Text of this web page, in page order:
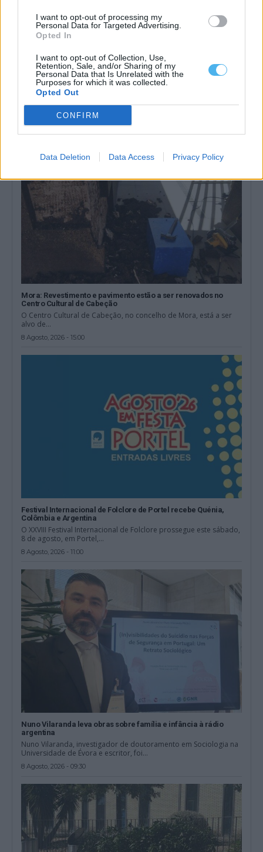
I want to opt-out of processing my
Personal Data for Targeted Advertising.
Opted In
I want to opt-out of Collection, Use,
Retention, Sale, and/or Sharing of my
Personal Data that Is Unrelated with the
Purposes for which it was collected.
Opted Out
CONFIRM
Data Deletion Data Access Privacy Policy
Presidente da República entre flores de papel: As imagens da
visita às Festas do Povo de Campo Maior
sábado, 8 de agosto, à...
8 Agosto, 2026 - 16:08
Mora: Revestimento e pavimento estão a ser renovados no
Centro Cultural de Cabeção
O Centro Cultural de Cabeção, no concelho de Mora, está a ser
alvo de...
8 Agosto, 2026 - 15:00
Festival Internacional de Folclore de Portel recebe Quénia,
Colômbia e Argentina
O XXVIII Festival Internacional de Folclore prossegue este sábado,
8 de agosto, em Portel,...
8 Agosto, 2026 - 11:00
Nuno Vilaranda leva obras sobre família e infância à rádio
argentina
Nuno Vilaranda, investigador de doutoramento em Sociologia na
Universidade de Évora e escritor, foi...
8 Agosto, 2026 - 09:30